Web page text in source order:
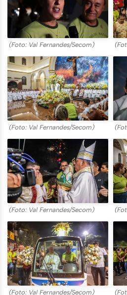
(Foto: Val Fernandes/Secom)
(Foto: Val Fernandes/Secom)
(Foto: Val Fernandes/Secom)
(Foto: Val Fernandes/Secom)